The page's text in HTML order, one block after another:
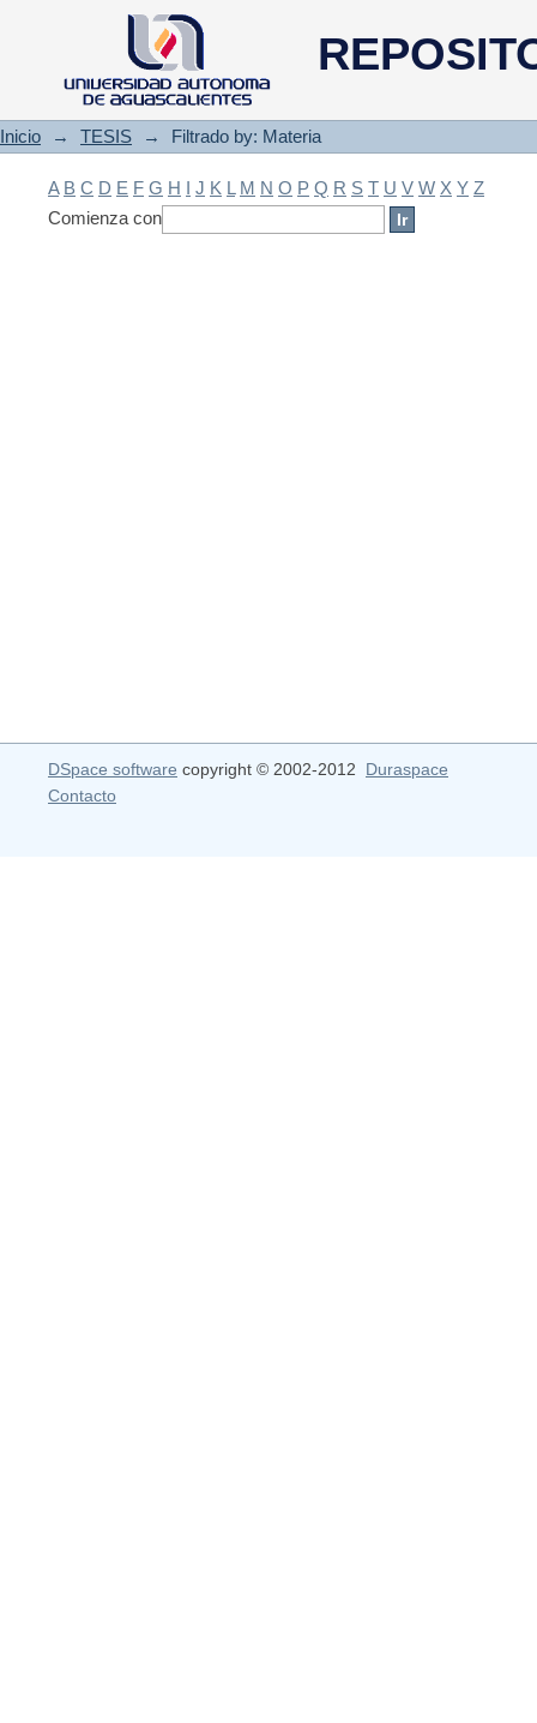
Filtrado by: Materia
Inicio → TESIS → Filtrado by: Materia
A B C D E F G H I J K L M N O P Q R S T U V W X Y Z
Comienza con
DSpace software copyright © 2002-2012 Duraspace
Contacto